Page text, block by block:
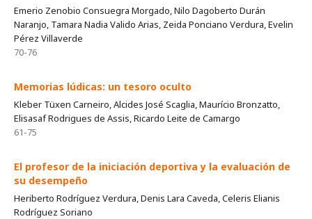
Emerio Zenobio Consuegra Morgado, Nilo Dagoberto Durán
Naranjo, Tamara Nadia Valido Arias, Zeida Ponciano Verdura, Evelin
Pérez Villaverde
70-76
Memorias lúdicas: un tesoro oculto
Kleber Tüxen Carneiro, Alcides José Scaglia, Maurício Bronzatto,
Elisasaf Rodrigues de Assis, Ricardo Leite de Camargo
61-75
El profesor de la iniciación deportiva y la evaluación de
su desempeño
Heriberto Rodríguez Verdura, Denis Lara Caveda, Celeris Elianis
Rodríguez Soriano